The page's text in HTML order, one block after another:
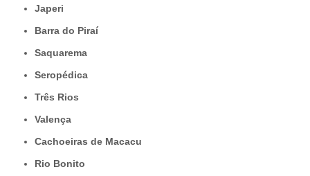
Japeri
Barra do Piraí
Saquarema
Seropédica
Três Rios
Valença
Cachoeiras de Macacu
Rio Bonito